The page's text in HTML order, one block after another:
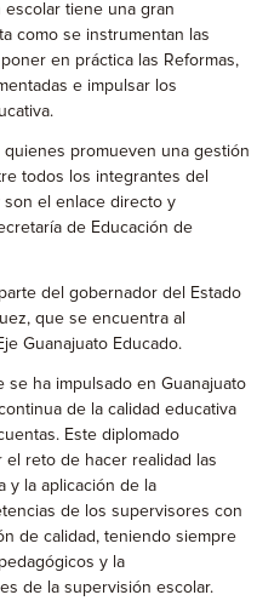
escolar tiene una gran
como se instrumentan las
en práctica las Reformas,
e impulsar los
quienes promueven una gestión
todos los integrantes del
el enlace directo y
de Educación de
del gobernador del Estado
que se encuentra al
Guanajuato Educado.
se ha impulsado en Guanajuato
de la calidad educativa
Este diplomado
reto de hacer realidad las
y la aplicación de la
de los supervisores con
de calidad, teniendo siempre
y la
de la supervisión escolar.